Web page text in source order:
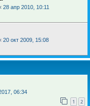
28 апр 2010, 10:11
20 окт 2009, 15:08
06:34
1 2